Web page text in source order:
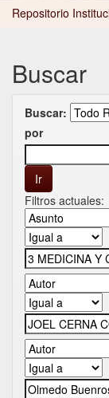
Repositorio
Buscar
Buscar:
por
Filtros actuales: